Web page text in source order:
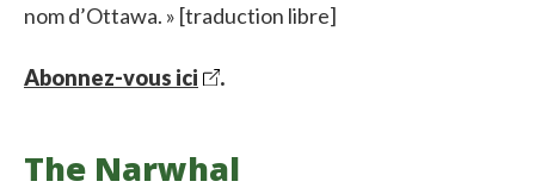
nom d’Ottawa. » [traduction libre]
Abonnez-vous ici .
The Narwhal